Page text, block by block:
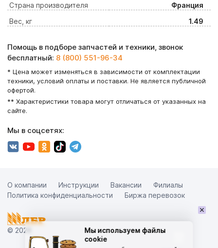
Страна производителя
Франция
Вес, кг
1.49
Мы используем файлы
cookie
Помощь в подборе запчастей и техники, звонок
бесплатный: 8 (800) 551-96-34
* Цена может изменяться в зависимости от комплектации
техники, условий оплаты и поставки. Не является публичной
офертой.
** Характеристики товара могут отличаться от указанных на
сайте.
Мы в соцсетях:
© 2026
О компании Инструкции Вакансии
Филиалы
Политика конфиденциальности
Биржа перевозок
×